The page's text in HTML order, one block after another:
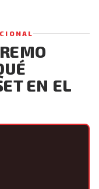
EN EL